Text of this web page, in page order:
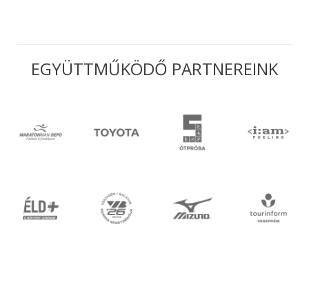
EGYÜTTMŰKÖDŐ PARTNEREINK